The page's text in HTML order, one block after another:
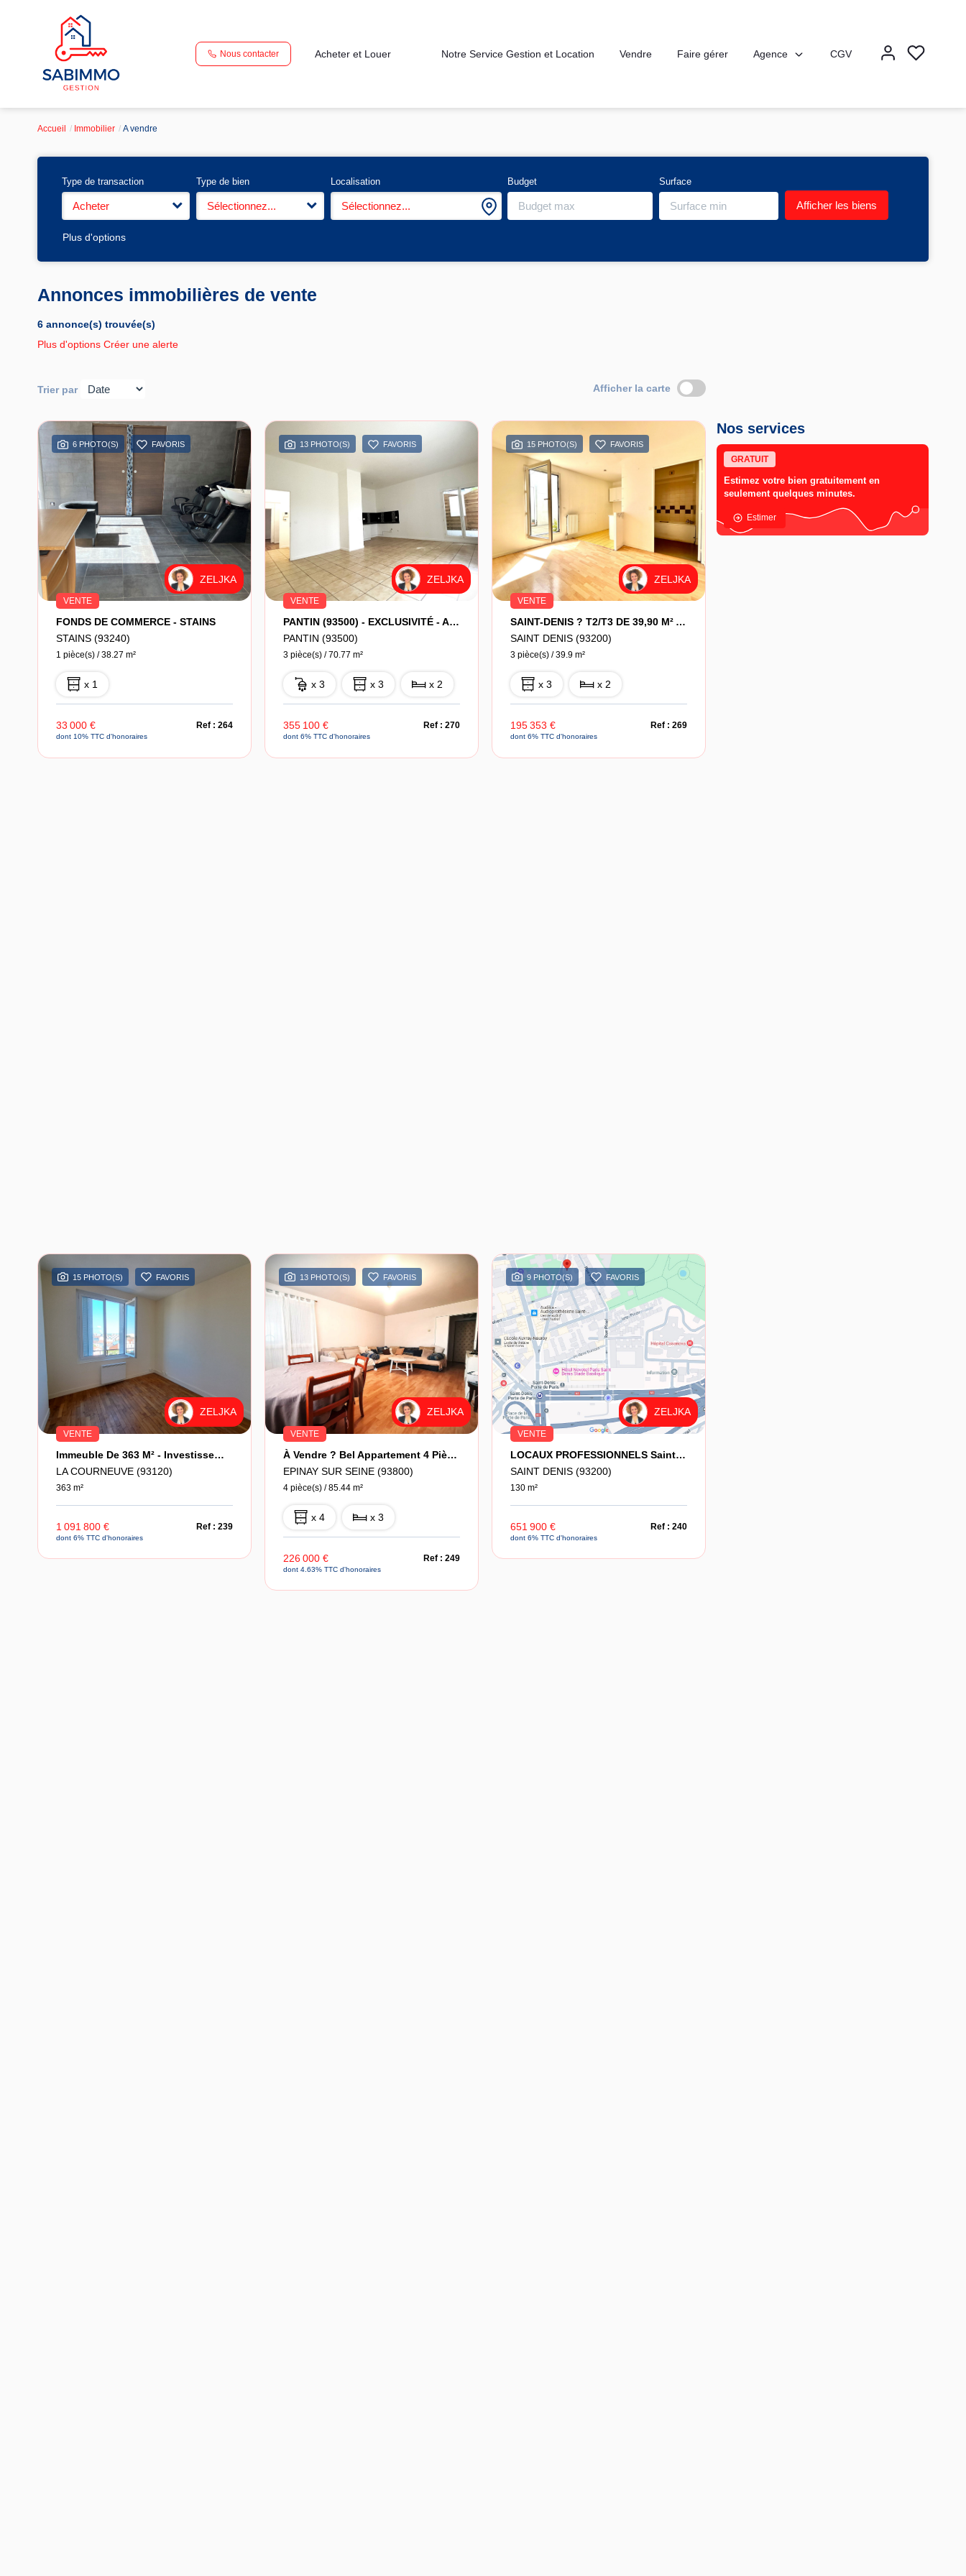
Nous contacter Acheter et Louer Notre Service Gestion et Location Vendre Faire gérer Agence CGV
Accueil Immobilier A vendre
Type de transaction
Acheter
Type de bien
Sélectionnez...
Localisation
Sélectionnez...
Budget Surface
Plus d'options
Annonces immobilières de vente
6 annonce(s) trouvée(s)
Plus d'options Créer une alerte
Trier par Afficher la carte
6 PHOTO(S) FAVORIS
ZELJKA
VENTE
FONDS DE COMMERCE - STAINS
STAINS (93240)
1 pièce(s) / 38.27 m²
x 1
33 000 €
dont 10% TTC d'honoraires
Ref : 264
13 PHOTO(S) FAVORIS
ZELJKA
VENTE
PANTIN (93500) - EXCLUSIVITÉ - Appartement 3 Pièces - 70,77 M² (loi Carrez) - RDC - Terrasse 17 M² + Jardin 41 M² - Cave - Parking
PANTIN (93500)
3 pièce(s) / 70.77 m²
x 3 x 3 x 2
355 100 €
dont 6% TTC d'honoraires
Ref : 270
15 PHOTO(S) FAVORIS
ZELJKA
VENTE
SAINT-DENIS ? T2/T3 DE 39,90 M² AVEC PATIO ET LOGGIA À 2 MIN DU MÉTRO ET DE LA BASILIQUE
SAINT DENIS (93200)
3 pièce(s) / 39.9 m²
x 3 x 2
195 353 €
dont 6% TTC d'honoraires
Ref : 269
15 PHOTO(S) FAVORIS
ZELJKA
VENTE
Immeuble De 363 M² - Investissement Clé En Main
LA COURNEUVE (93120)
363 m²
1 091 800 €
dont 6% TTC d'honoraires
Ref : 239
13 PHOTO(S) FAVORIS
ZELJKA
VENTE
À Vendre ? Bel Appartement 4 Pièces De 85,44 M² Avec Balcon & Loggia ? Épinay-Sur-Seine (93800)
EPINAY SUR SEINE (93800)
4 pièce(s) / 85.44 m²
x 4 x 3
226 000 €
dont 4.63% TTC d'honoraires
Ref : 249
9 PHOTO(S) FAVORIS
ZELJKA
VENTE
LOCAUX PROFESSIONNELS Saint Denis - PORTE DE PARIS
SAINT DENIS (93200)
130 m²
651 900 €
dont 6% TTC d'honoraires
Ref : 240
Nos services
GRATUIT
Estimez votre bien gratuitement en
seulement quelques minutes.
Estimer